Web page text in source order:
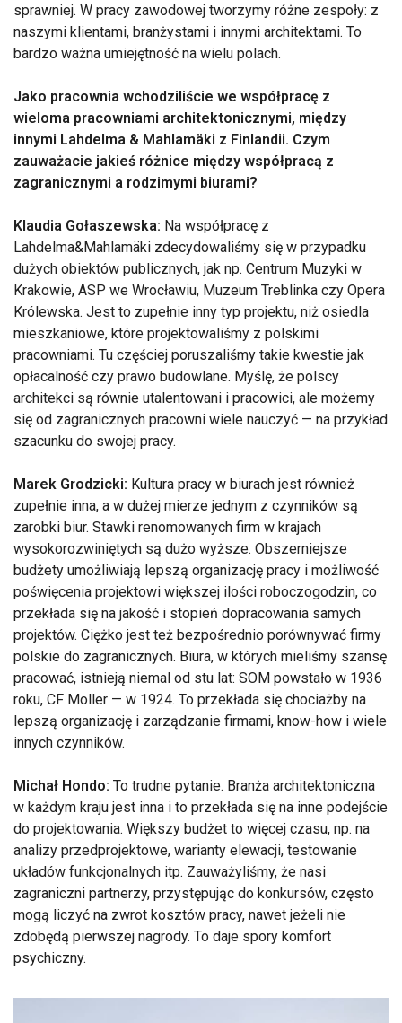
sprawniej. W pracy zawodowej tworzymy różne zespoły: z
naszymi klientami, branżystami i innymi architektami. To
bardzo ważna umiejętność na wielu polach.
Jako pracownia wchodziliście we współpracę z
wieloma pracowniami architektonicznymi, między
innymi Lahdelma & Mahlamäki z Finlandii. Czym
zauważacie jakieś różnice między współpracą z
zagranicznymi a rodzimymi biurami?
Klaudia Gołaszewska: Na współpracę z
Lahdelma&Mahlamäki zdecydowaliśmy się w przypadku
dużych obiektów publicznych, jak np. Centrum Muzyki w
Krakowie, ASP we Wrocławiu, Muzeum Treblinka czy Opera
Królewska. Jest to zupełnie inny typ projektu, niż osiedla
mieszkaniowe, które projektowaliśmy z polskimi
pracowniami. Tu częściej poruszaliśmy takie kwestie jak
opłacalność czy prawo budowlane. Myślę, że polscy
architekci są równie utalentowani i pracowici, ale możemy
się od zagranicznych pracowni wiele nauczyć — na przykład
szacunku do swojej pracy.
Marek Grodzicki: Kultura pracy w biurach jest również
zupełnie inna, a w dużej mierze jednym z czynników są
zarobki biur. Stawki renomowanych firm w krajach
wysokorozwiniętych są dużo wyższe. Obszerniejsze
budżety umożliwiają lepszą organizację pracy i możliwość
poświęcenia projektowi większej ilości roboczogodzin, co
przekłada się na jakość i stopień dopracowania samych
projektów. Ciężko jest też bezpośrednio porównywać firmy
polskie do zagranicznych. Biura, w których mieliśmy szansę
pracować, istnieją niemal od stu lat: SOM powstało w 1936
roku, CF Moller — w 1924. To przekłada się chociażby na
lepszą organizację i zarządzanie firmami, know-how i wiele
innych czynników.
Michał Hondo: To trudne pytanie. Branża architektoniczna
w każdym kraju jest inna i to przekłada się na inne podejście
do projektowania. Większy budżet to więcej czasu, np. na
analizy przedprojektowe, warianty elewacji, testowanie
układów funkcjonalnych itp. Zauważyliśmy, że nasi
zagraniczni partnerzy, przystępując do konkursów, często
mogą liczyć na zwrot kosztów pracy, nawet jeżeli nie
zdobędą pierwszej nagrody. To daje spory komfort
psychiczny.